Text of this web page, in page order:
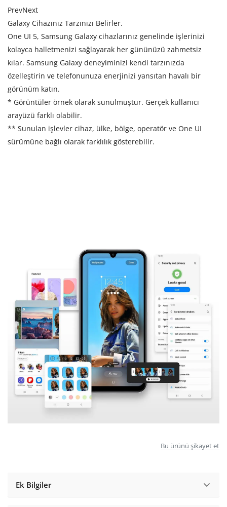
PrevNext
Galaxy Cihazınız Tarzınızı Belirler.
One UI 5, Samsung Galaxy cihazlarınız genelinde işlerinizi
kolayca halletmenizi sağlayarak her gününüzü zahmetsiz
kılar. Samsung Galaxy deneyiminizi kendi tarzınızda
özelleştirin ve telefonunuza enerjinizi yansıtan havalı bir
görünüm katın.
* Görüntüler örnek olarak sunulmuştur. Gerçek kullanıcı
arayüzü farklı olabilir.
** Sunulan işlevler cihaz, ülke, bölge, operatör ve One UI
sürümüne bağlı olarak farklılık gösterebilir.
Bu ürünü şikayet et
Ek Bilgiler